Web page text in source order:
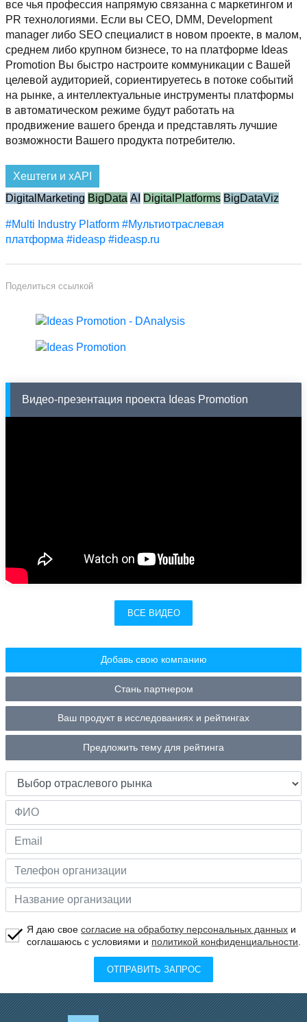
неограниченного расширения круга партнеров.
все чья профессия напрямую связанна с маркетингом и
PR технологиями. Если вы CEO, DMM, Development
manager либо SEO специалист в новом проекте, в малом,
среднем либо крупном бизнесе, то на платформе Ideas
Promotion Вы быстро настроите коммуникации с Вашей
целевой аудиторией, сориентируетесь в потоке событий
на рынке, а интеллектуальные инструменты платформы
в автоматическом режиме будут работать на
продвижение вашего бренда и представлять лучшие
возможности Вашего продукта потребителю.
Хештеги и xAPI
DigitalMarketing BigData AI DigitalPlatforms BigDataViz
#Multi Industry Platform #Мультиотраслевая
платформа #ideasp #ideasp.ru
Поделиться ссылкой
Видео-презентация проекта Ideas Promotion
ВСЕ ВИДЕО
Добавь свою компанию
Стань партнером
Ваш продукт в исследованиях и рейтингах
Предложить тему для рейтинга
Я даю своесогласие на обработку персональных данных и
соглашаюсь с условиями и политикой конфиденциальности
ОТПРАВИТЬ ЗАПРОС